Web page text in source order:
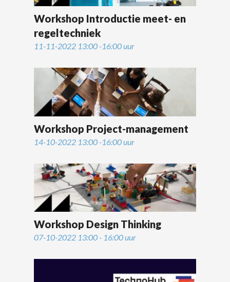
Workshop Introductie meet- en
regeltechniek
11-11-2022 13:00 -16:00 uur
Workshop Project-management
14-10-2022 13:00 -16:00 uur
Workshop Design Thinking
07-10-2022 13:00 - 16:00 uur